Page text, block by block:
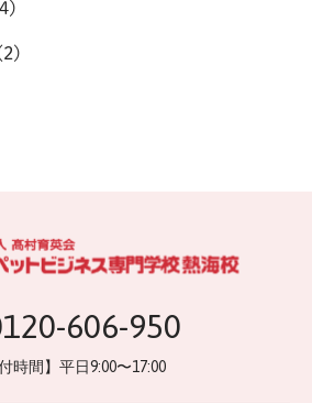
606-950
付時間】平日9:00〜17:00